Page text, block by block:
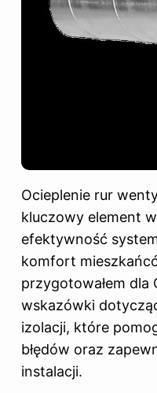
Ocieplenie rur
kluczowy element
efektywność
komfort
przygotowałem dla
wskazówki
izolacji, które
błędów oraz
instalacji.